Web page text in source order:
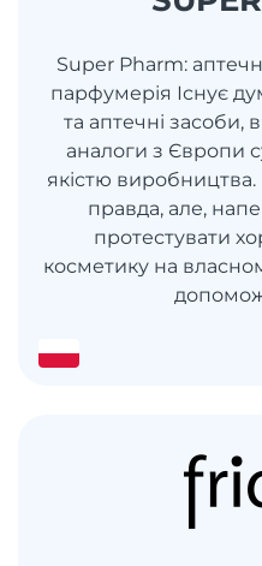
Super Pharm:
парфумерія Існує
та аптечні засоби,
аналоги з Європи
якістю виробництва.
правда, але,
протестувати
косметику на